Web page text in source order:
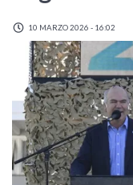
10 MARZO 2026 - 16:02